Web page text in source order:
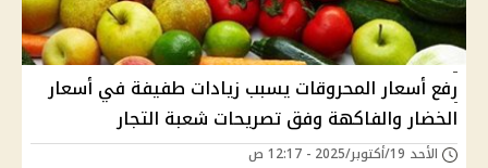
رفع أسعار المحروقات يسبب زيادات طفيفة في أسعار
الخضار والفاكهة وفق تصريحات شعبة التجار
الأحد 19/أكتوبر/2025 - 12:17 ص